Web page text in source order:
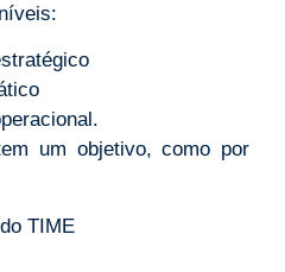
um objetivo, como por
TIME